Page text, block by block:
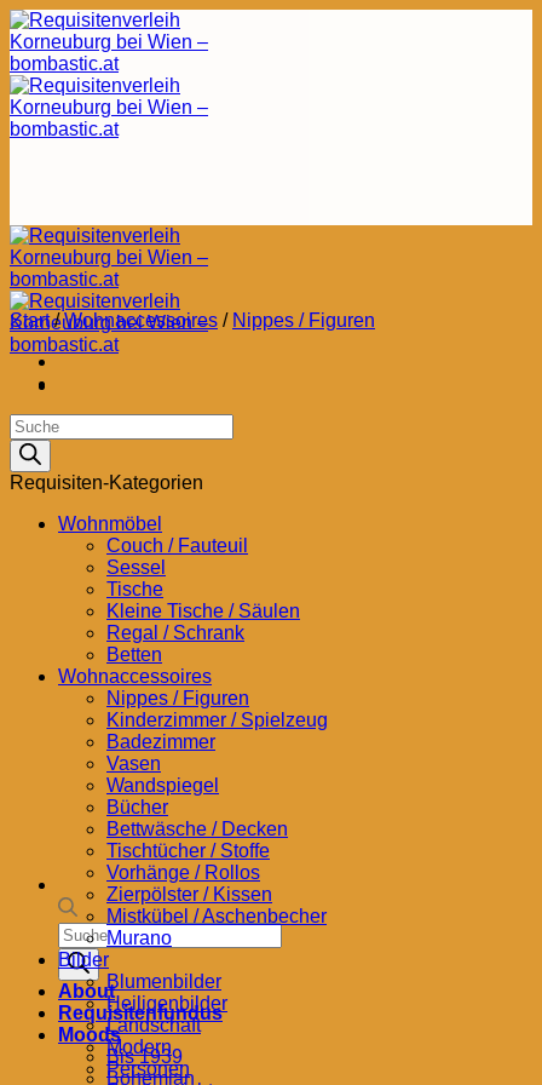
Zum
Inhalt
springen
Products
search
About
Requisitenfundus
Moods
Bis 1939
Bohemian
Start / Wohnaccessoires / Nippes / Figuren
Products
search
Requisiten-Kategorien
Wohnmöbel
Couch / Fauteuil
Sessel
Tische
Kleine Tische / Säulen
Regal / Schrank
Betten
Wohnaccessoires
Nippes / Figuren
Kinderzimmer / Spielzeug
Badezimmer
Vasen
Wandspiegel
Bücher
Bettwäsche / Decken
Tischtücher / Stoffe
Vorhänge / Rollos
Zierpölster / Kissen
Mistkübel / Aschenbecher
Murano
Bilder
Blumenbilder
Heiligenbilder
Landschaft
Modern
Personen